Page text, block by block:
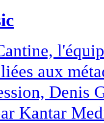
aux
Denis
Kantar